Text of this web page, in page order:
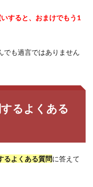
すると、おまけでもう1
でも過言ではありません
るよくある
るよくある質問に答えて